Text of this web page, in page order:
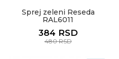
Sprej zeleni Reseda
RAL6011
384 RSD
480RSD